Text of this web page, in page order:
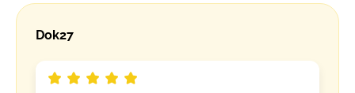
Dok27